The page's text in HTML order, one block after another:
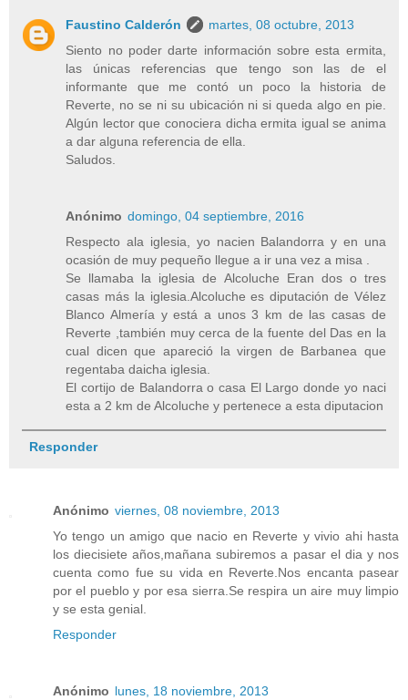
Faustino Calderón
martes, 08 octubre, 2013
Siento no poder darte información sobre esta ermita,
las únicas referencias que tengo son las de el
informante que me contó un poco la historia de
Reverte, no se ni su ubicación ni si queda algo en pie.
Algún lector que conociera dicha ermita igual se anima
a dar alguna referencia de ella.
Saludos.
Anónimo domingo, 04 septiembre, 2016
Respecto ala iglesia, yo nacien Balandorra y en una
ocasión de muy pequeño llegue a ir una vez a misa .
Se llamaba la iglesia de Alcoluche Eran dos o tres
casas más la iglesia.Alcoluche es diputación de Vélez
Blanco Almería y está a unos 3 km de las casas de
Reverte ,también muy cerca de la fuente del Das en la
cual dicen que apareció la virgen de Barbanea que
regentaba daicha iglesia.
El cortijo de Balandorra o casa El Largo donde yo naci
esta a 2 km de Alcoluche y pertenece a esta diputacion
Responder
Anónimo viernes, 08 noviembre, 2013
Yo tengo un amigo que nacio en Reverte y vivio ahi hasta
los diecisiete años,mañana subiremos a pasar el dia y nos
cuenta como fue su vida en Reverte.Nos encanta pasear
por el pueblo y por esa sierra.Se respira un aire muy limpio
y se esta genial.
Responder
Anónimo lunes, 18 noviembre, 2013